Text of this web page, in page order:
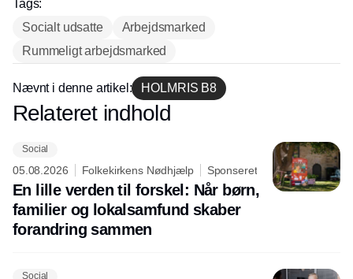
Tags:
Socialt udsatte
Arbejdsmarked
Rummeligt arbejdsmarked
Nævnt i denne artikel: HOLMRIS B8
Annonce
Relateret indhold
Social
05.08.2026 Folkekirkens Nødhjælp Sponseret
En lille verden til forskel: Når børn,
familier og lokalsamfund skaber
forandring sammen
Social